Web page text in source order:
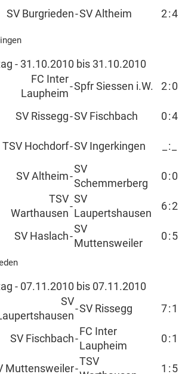
SV Burgrieden-SV Altheim 2:4
- 31.10.2010 bis 31.10.2010
FC Inter
Laupheim
-Spfr Siessen i.W. 2: 0
SV Rissegg-SV Fischbach 0 :4
TSV Hochdorf-SV Ingerkingen :
SV Altheim-
SV
Schemmerberg
0 : 0
TSV
Warthausen
-
SV
Laupertshausen
6:2
SV Haslach-
SV
Muttensweiler
0 : 5
- 07.11.2010 bis 07.11.2010
SV
-SV Rissegg 7: 1
SV Fischbach-
FC Inter
Laupheim
0 : 1
Muttensweiler-
TSV
1 : 5